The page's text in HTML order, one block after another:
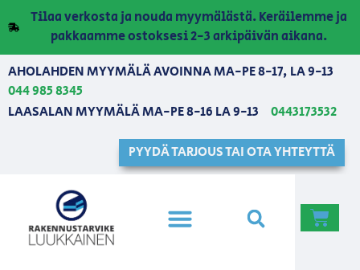
Tilaa verkosta ja nouda myymälästä. Keräilemme ja
pakkaamme ostoksesi 2-3 arkipäivän aikana.
AHOLAHDEN MYYMÄLÄ AVOINNA MA-PE 8-17, LA 9-13
044 985 8345
LAASALAN MYYMÄLÄ MA-PE 8-16 LA 9-13
0443173532
PYYDÄ TARJOUS TAI OTA YHTEYTTÄ